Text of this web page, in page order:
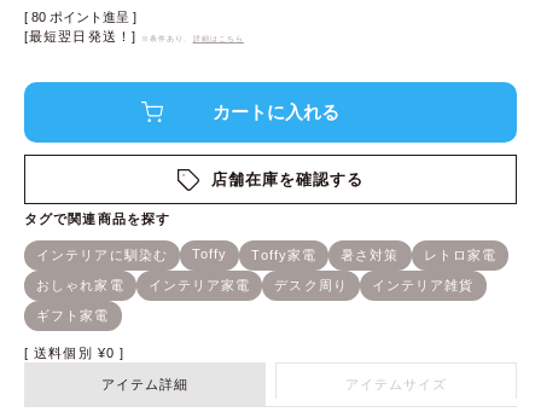
[ 80 ポイント進呈 ]
[最短翌日発送！]
※条件あり、 詳細はこちら
店舗在庫を確認する
送料個別 ¥0
アイテム詳細 アイテムサイズ